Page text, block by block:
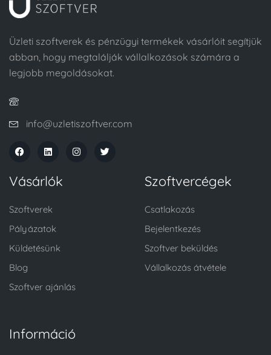
Üzleti szoftverek és pénzügyi termékek vásárlóit segítjük
abban, hogy megtalálják vállalkozások számára a
legjobb megoldásokat.
info@uzletiszoftver.com
Vásárlók
Szoftverek
Pályázatok
Küldetésünk
Blog
Szoftver ajánlás
Szoftvercégek
Csatlakozás
Bejelentkezés
Szoftver beküldés
Vállalkozás átvétele
Információ